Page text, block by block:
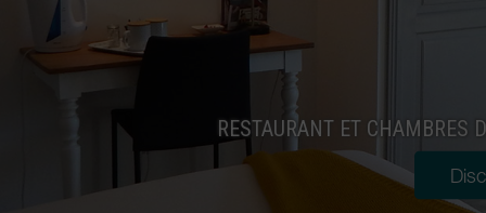
RESTAURANT ET CHAMBRES